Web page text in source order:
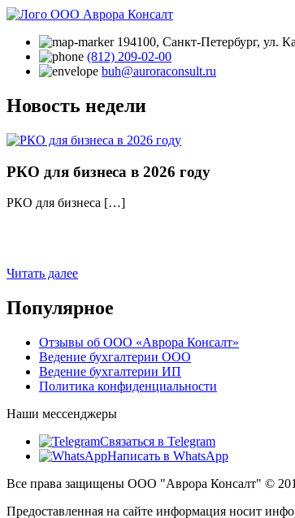
194100, Санкт‑Петербург, ул.
(812) 209-02-00
buh@auroraconsult.ru
Новость недели
РКО для бизнеса в 2026 году
РКО для бизнеса […]
Читать далее
Популярное
Отзывы об ООО «Аврора Консалт»
Ведение бухгалтерии ООО
Ведение бухгалтерии ИП
Политика конфиденциальности
Наши мессенджеры
Связаться в Telegram
Написать в WhatsApp
Все права защищены ООО "Аврора Консалт" ©
Предоставленная на сайте информация носит